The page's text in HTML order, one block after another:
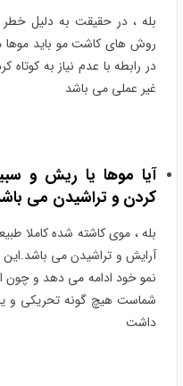
بله ، در حقیقت به دلیل
روش های کاشت مو باید موها
در رابطه با عدم نیاز به
غیر عملی می باشد
آیا موها یا ریش و
کردن و تراشیدن می
بله ، موی کاشته شده کاملا
آرایش و تراشیدن می باشد.این
نمو خود ادامه می دهد و چون
شماست هیچ گونه تحریکی و
داشت